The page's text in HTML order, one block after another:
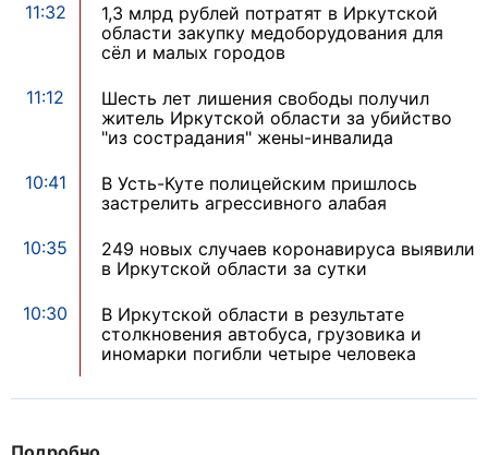
11:32
1,3 млрд рублей потратят в Иркутской
области закупку медоборудования для
сёл и малых городов
11:12
Шесть лет лишения свободы получил
житель Иркутской области за убийство
"из сострадания" жены-инвалида
10:41
В Усть-Куте полицейским пришлось
застрелить агрессивного алабая
10:35
249 новых случаев коронавируса выявили
в Иркутской области за сутки
10:30
В Иркутской области в результате
столкновения автобуса, грузовика и
иномарки погибли четыре человека